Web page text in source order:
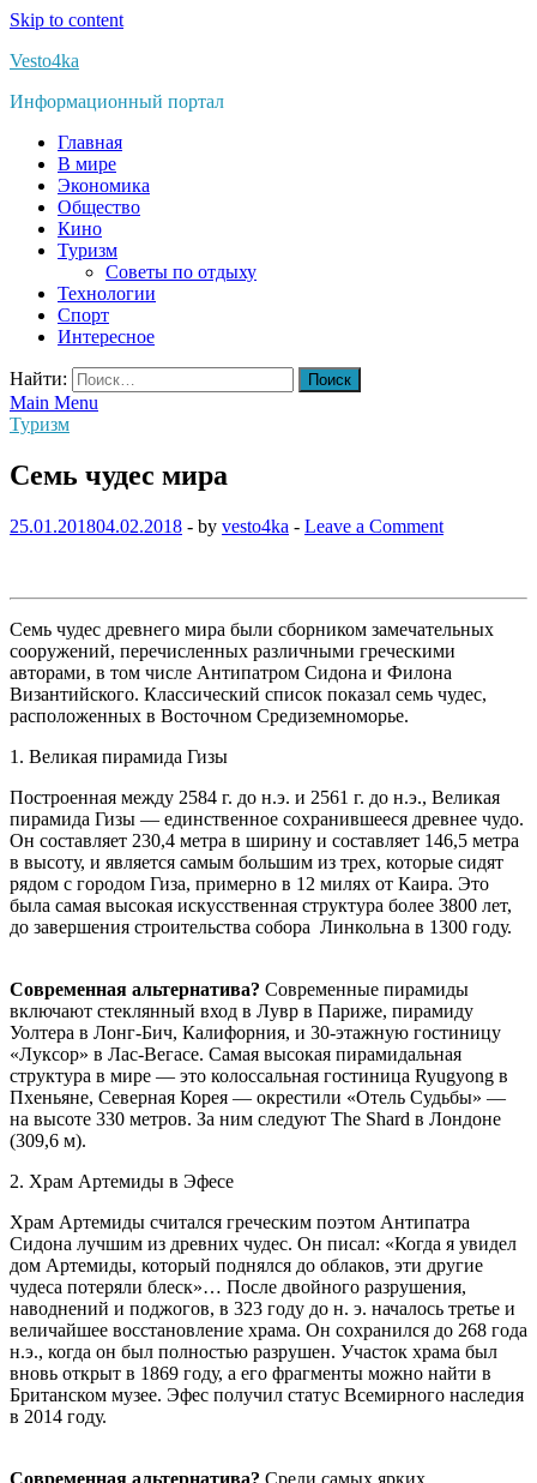
Skip to content
Vesto4ka
Информационный портал
Главная
В мире
Экономика
Общество
Кино
Туризм
Советы по отдыху
Технологии
Спорт
Интересное
Найти:
Main Menu
Туризм
Семь чудес мира
25.01.201804.02.2018 - by vesto4ka - Leave a Comment
Семь чудес древнего мира были сборником замечательных
сооружений, перечисленных различными греческими
авторами, в том числе Антипатром Сидона и Филона
Византийского. Классический список показал семь чудес,
расположенных в Восточном Средиземноморье.
1. Великая пирамида Гизы
Построенная между 2584 г. до н.э. и 2561 г. до н.э., Великая
пирамида Гизы — единственное сохранившееся древнее чудо.
Он составляет 230,4 метра в ширину и составляет 146,5 метра
в высоту, и является самым большим из трех, которые сидят
рядом с городом Гиза, примерно в 12 милях от Каира. Это
была самая высокая искусственная структура более 3800 лет,
до завершения строительства собора Линкольна в 1300 году.
Современная альтернатива? Современные пирамиды
включают стеклянный вход в Лувр в Париже, пирамиду
Уолтера в Лонг-Бич, Калифорния, и 30-этажную гостиницу
«Луксор» в Лас-Вегасе. Самая высокая пирамидальная
структура в мире — это колоссальная гостиница Ryugyong в
Пхеньяне, Северная Корея — окрестили «Отель Судьбы» —
на высоте 330 метров. За ним следуют The Shard в Лондоне
(309,6 м).
2. Храм Артемиды в Эфесе
Храм Артемиды считался греческим поэтом Антипатра
Сидона лучшим из древних чудес. Он писал: «Когда я увидел
дом Артемиды, который поднялся до облаков, эти другие
чудеса потеряли блеск»… После двойного разрушения,
наводнений и поджогов, в 323 году до н. э. началось третье и
величайшее восстановление храма. Он сохранился до 268 года
н.э., когда он был полностью разрушен. Участок храма был
вновь открыт в 1869 году, а его фрагменты можно найти в
Британском музее. Эфес получил статус Всемирного наследия
в 2014 году.
Современная альтернатива? Среди самых ярких